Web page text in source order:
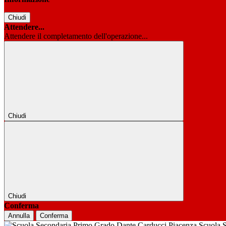
Chiudi
Attendere...
Attendere il completamento dell'operazione...
Chiudi
Chiudi
Conferma
Annulla Conferma